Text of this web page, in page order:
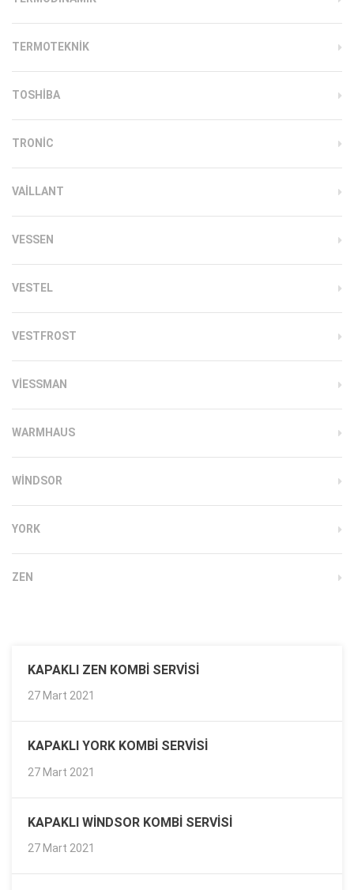
TERMOTEKNIK
TOSHIBA
TRONIC
VAILLANT
VESSEN
VESTEL
VESTFROST
VIESSMAN
WARMHAUS
WINDSOR
YORK
ZEN
KAPAKLI ZEN KOMBI SERVISI
27 Mart 2021
KAPAKLI YORK KOMBI SERVISI
27 Mart 2021
KAPAKLI WINDSOR KOMBI SERVISI
27 Mart 2021